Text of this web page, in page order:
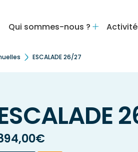
Qui sommes-nous ?
ESCALADE 26/27
€